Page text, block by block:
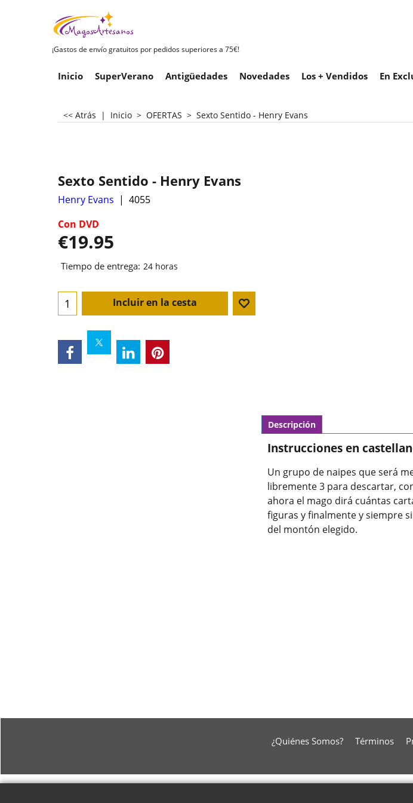
¡Gastos de envío gratuitos por pedidos superiores a 75€!
Inicio SuperVerano Antigüedades Novedades Los + Vendidos En
<< Atrás | Inicio > OFERTAS > Sexto Sentido - Henry Evans
Sexto Sentido - Henry Evans
Henry Evans
4055
Con DVD
€19.95
Tiempo de entrega: 24 horas
Incluir en la cesta
Descripción
Instrucciones en
Un grupo de naipes que será
libremente 3 para descartar,
ahora el mago dirá cuántas
figuras y finalmente y siempre
del montón elegido.
¿Quiénes Somos? Términos